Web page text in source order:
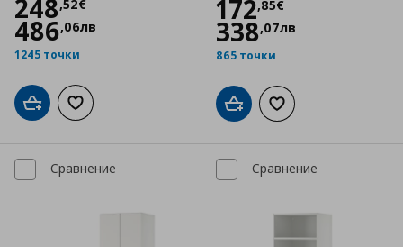
248,52€
Цена
486,06лв
1245 точки
Добави в кошницата
Добави към списъка с любими
172,85€
Цена
338,07лв
865 точки
Добави в кошницата
Добави към
Сравнение Сравнение